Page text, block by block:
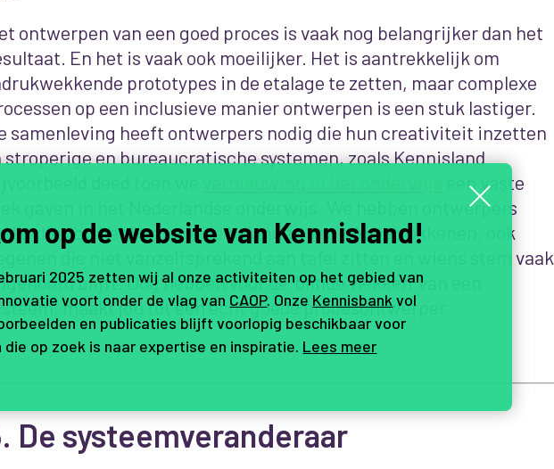
ontwerpen van een goed proces is vaak nog belangrijker dan het
En het is vaak ook moeilijker. Het is aantrekkelijk om
prototypes in de etalage te zetten, maar complexe
op een inclusieve manier ontwerpen is een stuk lastiger.
samenleving heeft ontwerpers nodig die hun creativiteit inzetten
stroperige en bureaucratische systemen, zoals Kennisland
een vaste
gaven in het Nederlandse onderwijs. We hebben ontwerpers
die oog hebben voor de belangen van alle betrokkenen, ook
die niet vanzelfsprekend aan tafel zitten en wiens stem vaak
blijft. Oog hebben voor de ‘blinde vlekken’ van een
maakt jou tot een echt goede procesontwerper.
De systeemveranderaar
op de website van Kennisland!
2025 zetten wij al onze activiteiten op het gebied van
voort onder de vlag van CAOP. Onze Kennisbankvol
en publicaties blijft voorlopig beschikbaar voor
die op zoek is naar expertise en inspiratie. Lees meer